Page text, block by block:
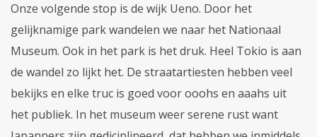
Onze volgende stop is de wijk Ueno. Door het
gelijknamige park wandelen we naar het Nationaal
Museum. Ook in het park is het druk. Heel Tokio is aan
de wandel zo lijkt het. De straatartiesten hebben veel
bekijks en elke truc is goed voor ooohs en aaahs uit
het publiek. In het museum weer serene rust want